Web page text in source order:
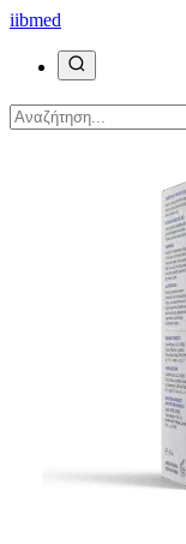
iibmed